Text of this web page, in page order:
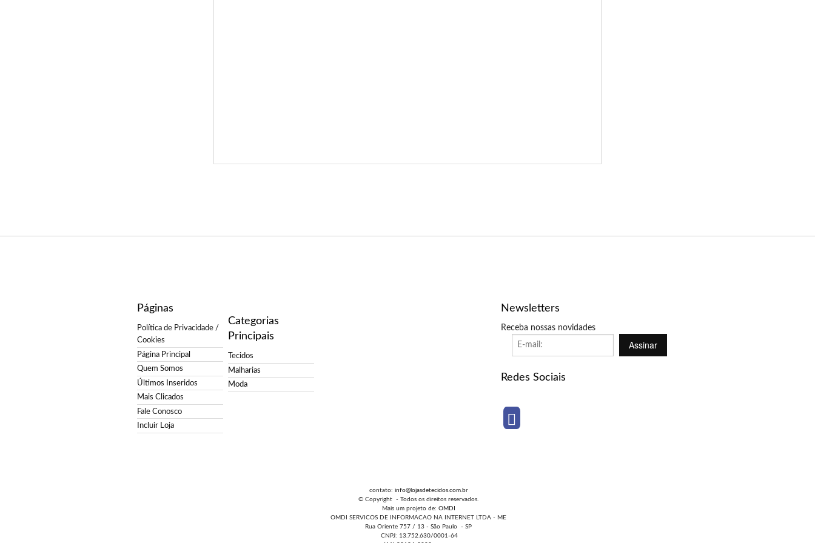
Páginas
Política de Privacidade /
Cookies
Página Principal
Quem Somos
Últimos Inseridos
Mais Clicados
Fale Conosco
Incluir Loja
Categorias
Principais
Tecidos
Malharias
Moda
Newsletters
Receba nossas novidades
Assinar
Redes Sociais
contato: info@lojasdetecidos.com.br
© Copyright - Todos os direitos reservados.
Mais um projeto de: OMDI
OMDI SERVICOS DE INFORMACAO NA INTERNET LTDA - ME
Rua Oriente 757 / 13 - São Paulo - SP
CNPJ: 13.752.630/0001-64